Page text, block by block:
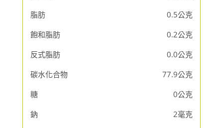
脂肪
0.5公克
飽和脂肪
0.2公克
反式脂肪
0.0公克
碳水化合物
77.9公克
糖
0公克
鈉
2毫克